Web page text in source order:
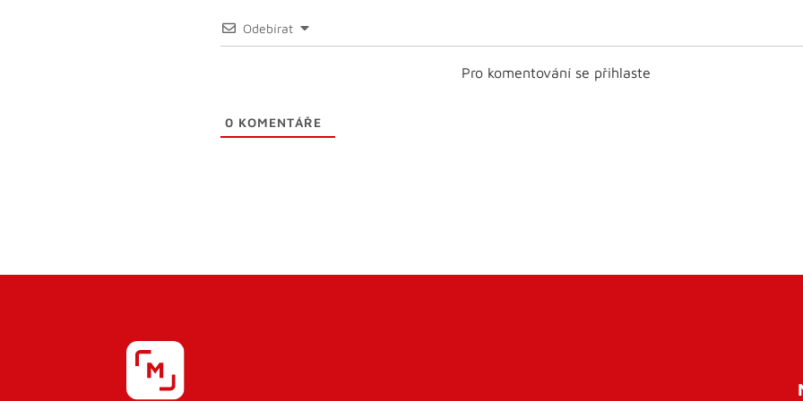
Odebírat
Pro komentování se přihlaste
0 KOMENTÁŘE